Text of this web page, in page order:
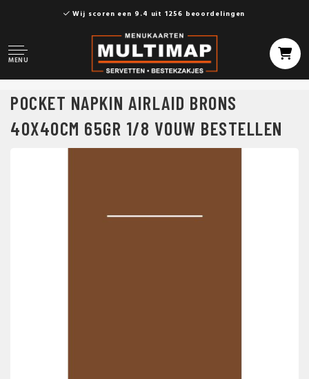
Wij scoren een 9.4 uit 1256 beoordelingen
MENU
POCKET NAPKIN AIRLAID BRONS
40X40CM 65GR 1/8 VOUW BESTELLEN